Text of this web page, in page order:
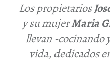
Los propietarios
y su mujerMaria
llevan -cocinando
vida, dedicados